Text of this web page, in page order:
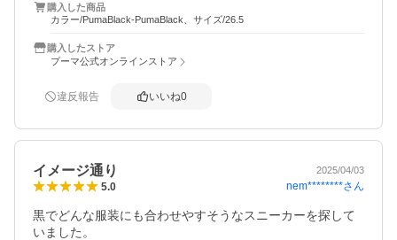
購入した商品
カラー/PumaBlack-PumaBlack、サイズ/26.5
購入したストア
プーマ公式オンラインストア
違反報告 いいね0
イメージ通り 2025/04/03
5.0 nem********さん
黒でどんな服装にも合わせやすそうなスニーカーを探して
いました。